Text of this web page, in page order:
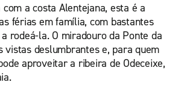
a costa Alentejana, esta é a
férias em família, com bastantes
rodeá-la. O miradouro da Ponte da
vistas deslumbrantes e, para quem
aproveitar a ribeira de Odeceixe,